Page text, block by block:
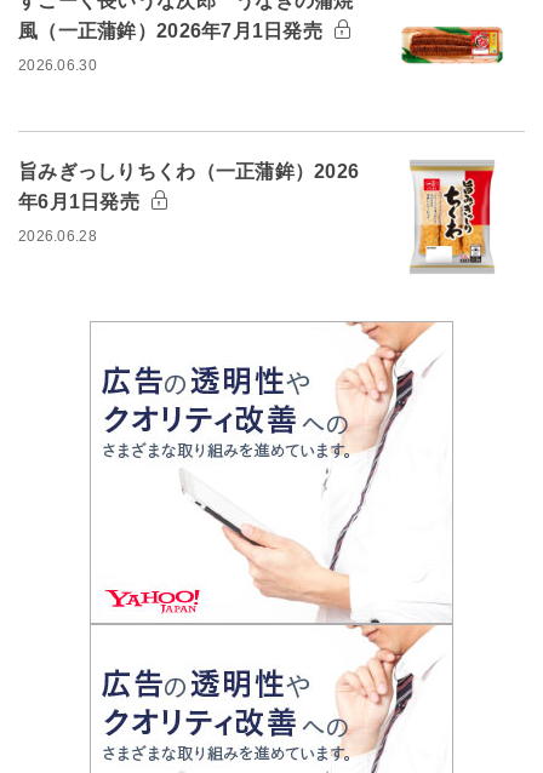
風（一正蒲鉾）2026年7月1日発売
2026.06.30
旨みぎっしりちくわ（一正蒲鉾）2026
年6月1日発売
2026.06.28